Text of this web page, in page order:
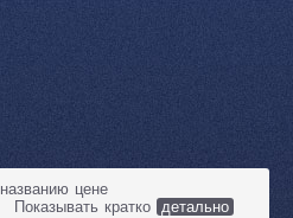
названию цене
Показывать кратко детально